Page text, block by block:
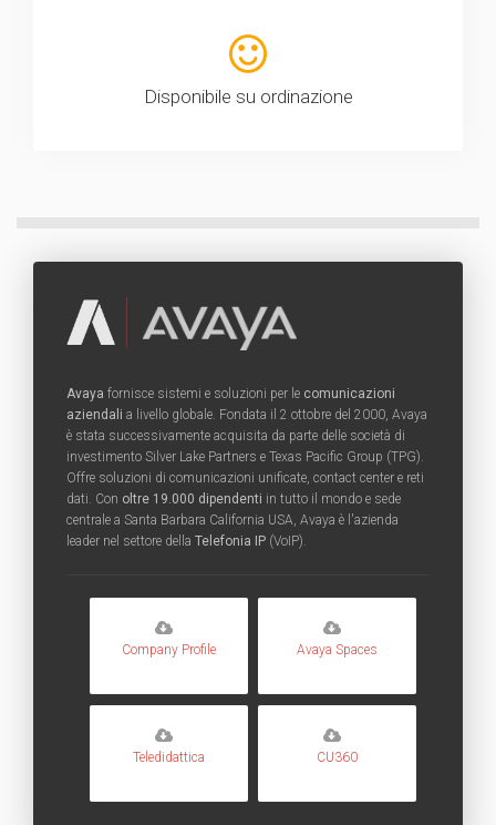
Disponibile su ordinazione
Avaya fornisce sistemi e soluzioni per le comunicazioni
aziendali a livello globale. Fondata il 2 ottobre del 2000, Avaya
è stata successivamente acquisita da parte delle società di
investimento Silver Lake Partners e Texas Pacific Group (TPG).
Offre soluzioni di comunicazioni unificate, contact center e reti
dati. Con oltre 19.000 dipendenti in tutto il mondo e sede
centrale a Santa Barbara California USA, Avaya è l'azienda
leader nel settore della Telefonia IP (VoIP).
Company Profile Avaya Spaces
Teledidattica CU360